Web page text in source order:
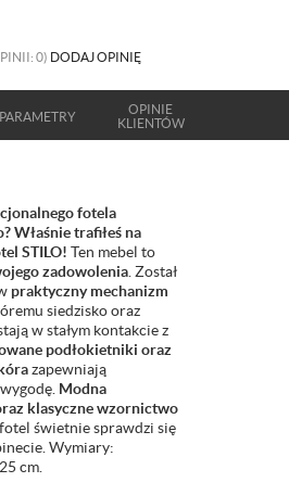
0) DODAJ OPINIĘ
PARAMETRY
OPINIE
KLIENTÓW
fotela
Właśnie trafiłeś na
STILO! Ten mebel to
zadowolenia. Został
praktyczny mechanizm
siedzisko oraz
w stałym kontakcie z
podłokietniki oraz
zapewniają
Modna
klasyczne wzornictwo
świetnie sprawdzi się
Wymiary:
cm.